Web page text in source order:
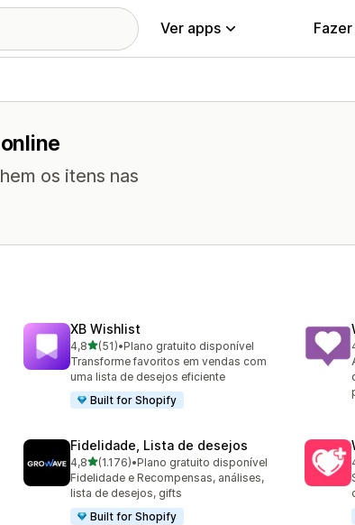
Ver apps
os itens nas
XB Wishlist
4,8de 5 estrelas
(51)
51 avaliações ao todo
•Plano gratuito disponível
Transforme favoritos em vendas com
uma lista de desejos eficiente
Built for Shopify
Fidelidade, Lista de desejos
4,8de 5 estrelas
(1.176)
1176 avaliações ao todo
•Plano gratuito disponível
Fidelidade e Recompensas, análises,
lista de desejos, gifts
Built for Shopify